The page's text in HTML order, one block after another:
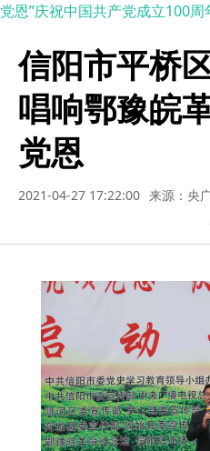
党恩”庆祝中国共产党成立100周
信阳市平桥
唱响鄂豫皖
党恩
2021-04-27 17:22:00 来源：央